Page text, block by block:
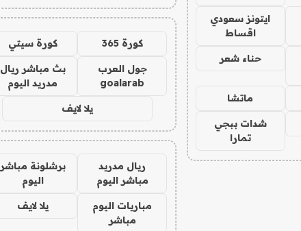
ايتونز سعودي
اقساط
حناء شعر
ماتشا
شدات ببجي
تمارا
كورة 365 كورة سيتي
جول العرب
goalarab
بث مباشر ريال
مدريد اليوم
يلا لايف
ريال مدريد
مباشر اليوم
برشلونة مباشر
اليوم
مباريات اليوم
مباشر
يلا لايف